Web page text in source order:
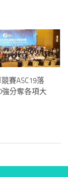
賽ASC19落
分奪各項大